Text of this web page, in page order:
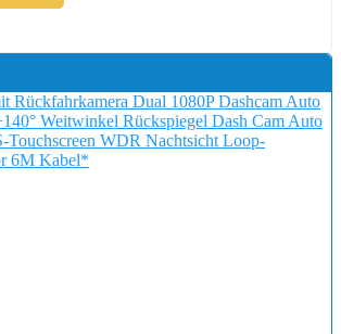
Rückfahrkamera Dual 1080P Dashcam Auto
Weitwinkel Rückspiegel Dash Cam Auto
Touchscreen WDR Nachtsicht Loop-
6M Kabel*